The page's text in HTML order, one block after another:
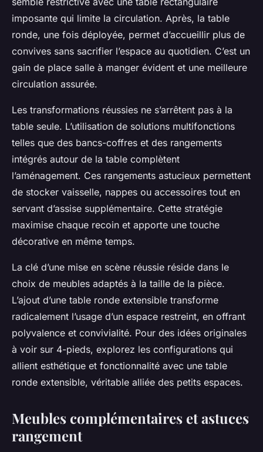
imposante qui limite la circulation. Après, la table
ronde, une fois déployée, permet d’accueillir plus de
convives sans sacrifier l’espace au quotidien. C’est un
gain de place salle à manger évident et une meilleure
circulation assurée.
Les transformations réussies ne s’arrêtent pas à la
table seule. L’utilisation de solutions multifonctions
telles que des bancs-coffres et des rangements
intégrés autour de la table complètent
l’aménagement. Ces rangements astucieux permettent
de stocker vaisselle, nappes ou accessoires tout en
servant d’assise supplémentaire. Cette stratégie
maximise chaque recoin et apporte une touche
décorative en même temps.
La clé d’une mise en scène réussie réside dans le
choix de meubles adaptés à la taille de la pièce.
L’ajout d’une table ronde extensible transforme
radicalement l’usage d’un espace restreint, en offrant
polyvalence et convivialité. Pour des idées originales
à voir sur 4-pieds, explorez les configurations qui
allient esthétique et fonctionnalité avec une table
ronde extensible, véritable alliée des petits espaces.
Meubles complémentaires et astuces
rangement